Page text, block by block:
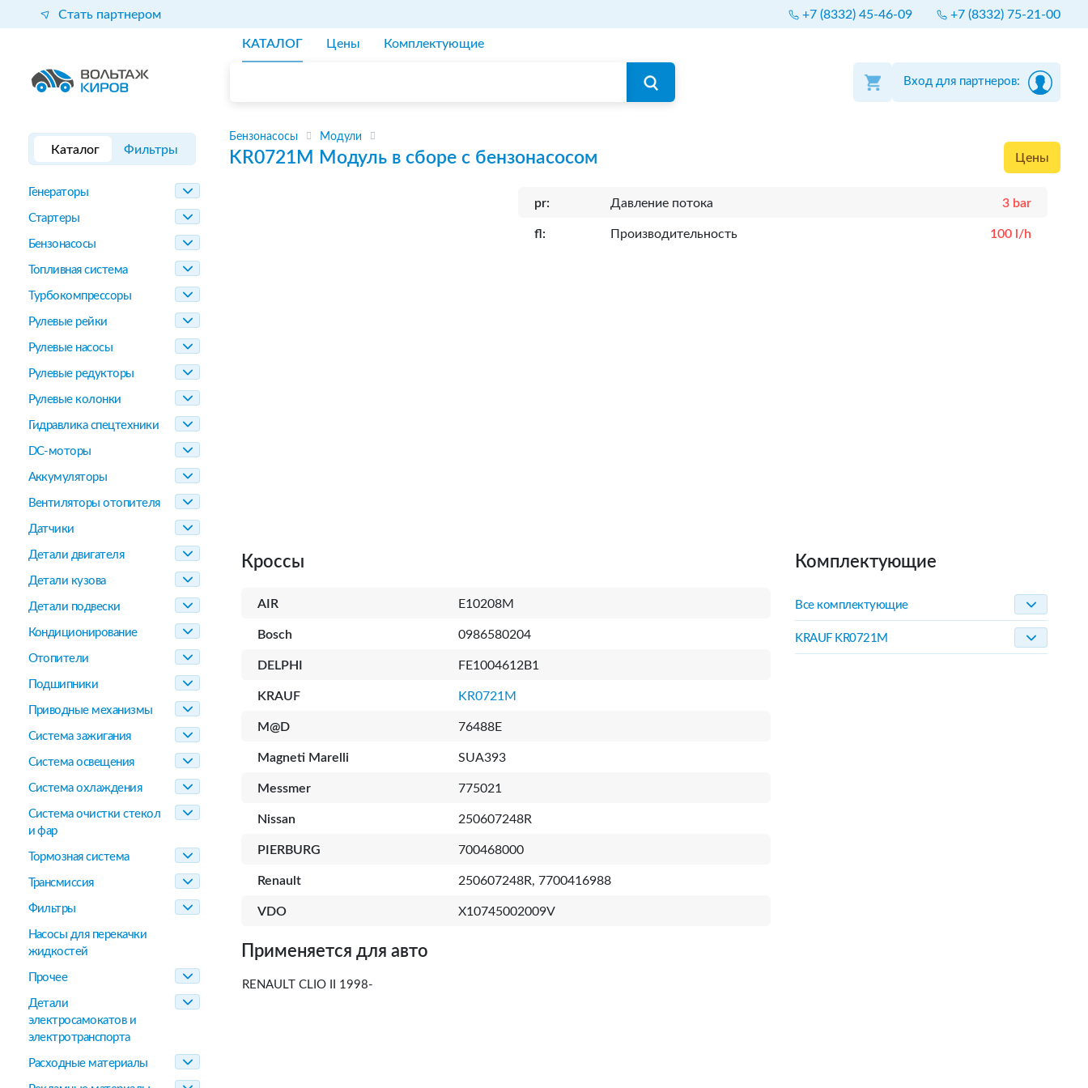
Стать партнером +7 (8332) 45-46-09 +7 (8332) 75-21-00
КАТАЛОГ Цены Комплектующие
Вход для партнеров:
Каталог Фильтры
Генераторы
Стартеры
Бензонасосы
Топливная система
Турбокомпрессоры
Рулевые рейки
Рулевые насосы
Рулевые редукторы
Рулевые колонки
Гидравлика спецтехники
DC-моторы
Аккумуляторы
Вентиляторы отопителя
Датчики
Детали двигателя
Детали кузова
Детали подвески
Кондиционирование
Отопители
Подшипники
Приводные механизмы
Система зажигания
Система освещения
Система охлаждения
Система очистки стекол
и фар
Тормозная система
Трансмиссия
Фильтры
Насосы для перекачки
жидкостей
Прочее
Детали
электросамокатов и
электротранспорта
Расходные материалы
Бензонасосы Модули
KR0721M Модуль в сборе с бензонасосом Цены
pr: Давление потока 3 bar
fl: Производительность 100 l/h
Кроссы
AIR E10208M
Bosch 0986580204
DELPHI FE1004612B1
KRAUF KR0721M
M@D 76488E
Magneti Marelli SUA393
Messmer 775021
Nissan 250607248R
PIERBURG 700468000
Renault 250607248R, 7700416988
VDO X10745002009V
Применяется для авто
RENAULT CLIO II 1998-
Комплектующие
Все комплектующие
KRAUF KR0721M